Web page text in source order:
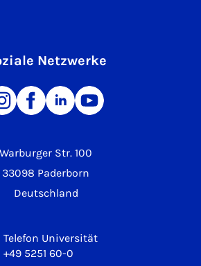
Warburger Str. 100
33098 Paderborn
Deutschland
Telefon Universität
+49 5251 60-0
Netzwerke